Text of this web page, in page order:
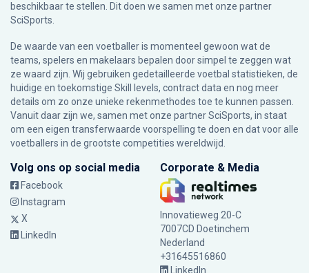
beschikbaar te stellen. Dit doen we samen met onze partner
SciSports
De waarde van een voetballer is momenteel gewoon wat de
teams, spelers en makelaars bepalen door simpel te zeggen wat
ze waard zijn. Wij gebruiken gedetailleerde voetbal statistieken, de
huidige en toekomstige Skill levels, contract data en nog meer
details om zo onze unieke rekenmethodes toe te kunnen passen.
Vanuit daar zijn we, samen met onze partner SciSports, in staat
om een eigen transferwaarde voorspelling te doen en dat voor alle
voetballers in de grootste competities wereldwijd.
Volg ons op social media
Facebook
Instagram
X
LinkedIn
Corporate & Media
Innovatieweg 20-C
7007CD Doetinchem
Nederland
+31645516860
LinkedIn